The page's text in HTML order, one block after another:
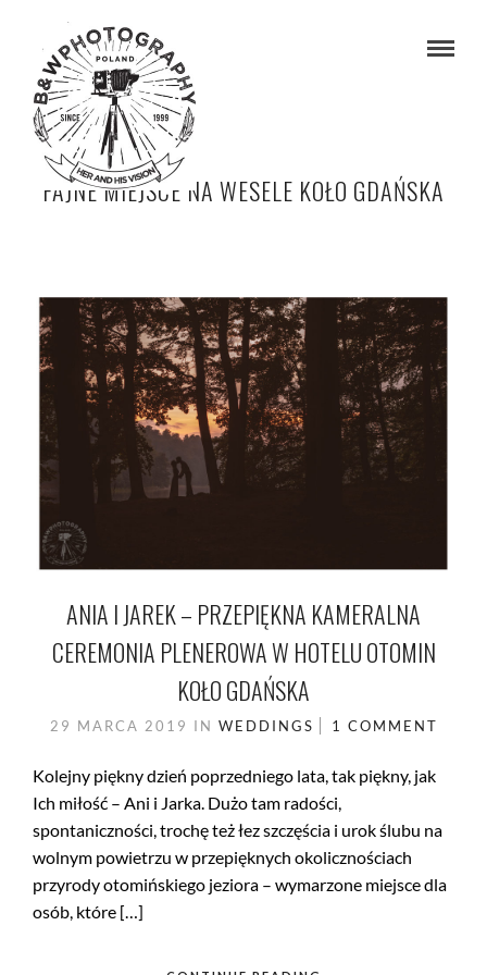
FAJNE MIEJSCE NA WESELE KOŁO GDAŃSKA
ANIA I JAREK – PRZEPIĘKNA KAMERALNA
CEREMONIA PLENEROWA W HOTELU OTOMIN
KOŁO GDAŃSKA
29 MARCA 2019 IN WEDDINGS 1 COMMENT
Kolejny piękny dzień poprzedniego lata, tak piękny, jak
Ich miłość – Ani i Jarka. Dużo tam radości,
spontaniczności, trochę też łez szczęścia i urok ślubu na
wolnym powietrzu w przepięknych okolicznościach
przyrody otomińskiego jeziora – wymarzone miejsce dla
osób, które […]